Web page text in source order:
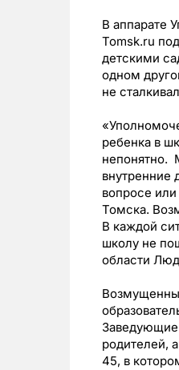
В аппарате
Tomsk.ru
детскими
одном
не
ребенка в
непонятно.
внутренние
вопросе
Томска.
В каждой
школу не
области
Заведующие
родителей,
45, в